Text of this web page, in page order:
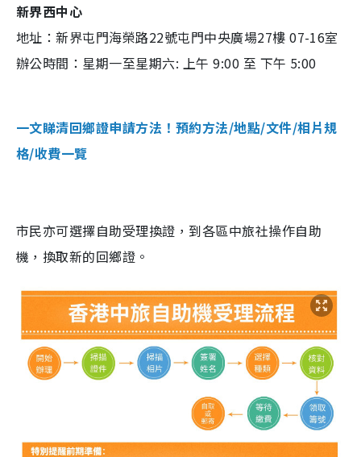
新界西中心
地址：新界屯門海榮路22號屯門中央廣場27樓 07-16室
辦公時間：星期一至星期六: 上午 9:00 至 下午 5:00
一文睇清回鄉證申請方法！預約方法/地點/文件/相片規
格/收費一覽
市民亦可選擇自助受理換證，到各區中旅社操作自助
機，換取新的回鄉證。